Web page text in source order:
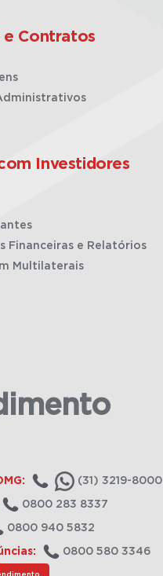
e Contratos
Investidores
Financeiras e Relatórios
Multilaterais
(31) 3219-8000
0800 283 8337
0800 940 5832
0800 580 3346